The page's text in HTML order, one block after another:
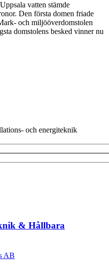
vatten stämde
Den första domen friade
och miljööverdomstolen
domstolens besked vinner nu
och energiteknik
& Hållbara
AB